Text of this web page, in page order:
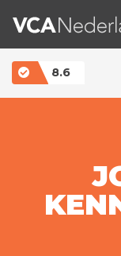
MAIN
8.6